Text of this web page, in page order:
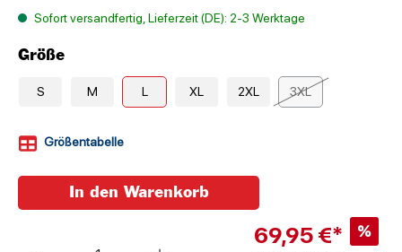
Sofort versandfertig, Lieferzeit (DE): 2-3 Werktage
Größe
S M L XL 2XL 3XL
Größentabelle
69,95 €* %
In den Warenkorb